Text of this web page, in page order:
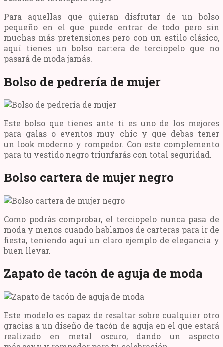
Para aquellas que quieran disfrutar de un bolso
pequeño en el que puede entrar de todo pero sin
muchas más pretensiones pero con un estilo clásico,
aquí tienes un bolso cartera de terciopelo que no
pasará de moda jamás.
Bolso de pedrería de mujer
Este bolso que tienes ante ti es uno de los mejores
para galas o eventos muy chic y que debas tener
un look moderno y rompedor. Con este complemento
para tu vestido negro triunfarás con total seguridad.
Bolso cartera de mujer negro
Como podrás comprobar, el terciopelo nunca pasa de
moda y menos cuando hablamos de carteras para ir de
fiesta, teniendo aquí un claro ejemplo de elegancia y
buen llevar.
Zapato de tacón de aguja de moda
Este modelo es capaz de resaltar sobre cualquier otro
gracias a un diseño de tacón de aguja en el que estará
realizado en metal oscuro, dando un aspecto